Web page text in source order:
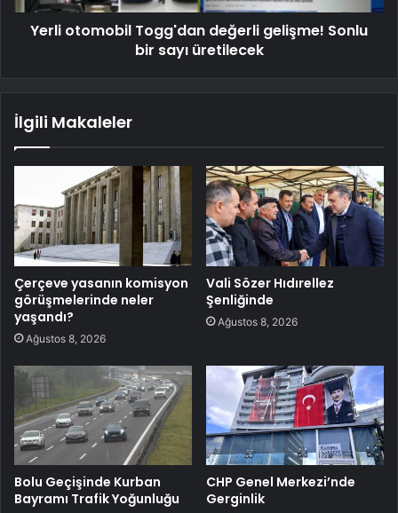
Yerli otomobil Togg'dan değerli gelişme! Sonlu
bir sayı üretilecek
İlgili Makaleler
Çerçeve yasanın komisyon
görüşmelerinde neler
yaşandı?
Ağustos 8, 2026
Vali Sözer Hıdırellez
Şenliğinde
Ağustos 8, 2026
Bolu Geçişinde Kurban
Bayramı Trafik Yoğunluğu
CHP Genel Merkezi’nde
Gerginlik